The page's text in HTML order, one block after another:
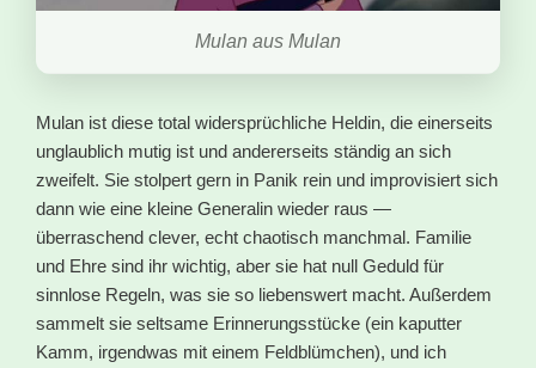
Mulan aus Mulan
Mulan ist diese total widersprüchliche Heldin, die einerseits
unglaublich mutig ist und andererseits ständig an sich
zweifelt. Sie stolpert gern in Panik rein und improvisiert sich
dann wie eine kleine Generalin wieder raus —
überraschend clever, echt chaotisch manchmal. Familie
und Ehre sind ihr wichtig, aber sie hat null Geduld für
sinnlose Regeln, was sie so liebenswert macht. Außerdem
sammelt sie seltsame Erinnerungsstücke (ein kaputter
Kamm, irgendwas mit einem Feldblümchen), und ich